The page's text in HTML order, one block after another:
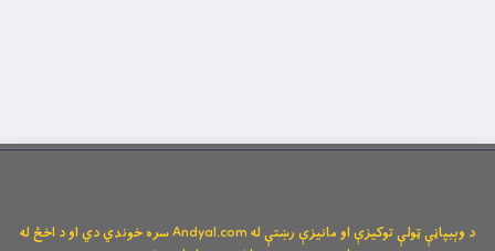
د وېبپاڼې ټولې توکیزې او مانیزې رښتې له Andyal.com سره خوندي دي او د اخځ له